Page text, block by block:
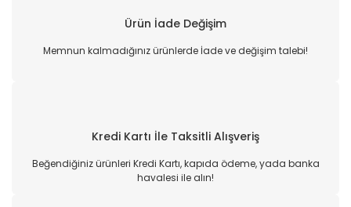
Ürün İade Değişim
Memnun kalmadığınız ürünlerde İade ve değişim talebi!
Kredi Kartı İle Taksitli Alışveriş
Beğendiğiniz ürünleri Kredi Kartı, kapıda ödeme, yada banka
havalesi ile alın!